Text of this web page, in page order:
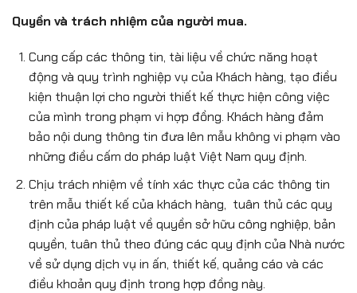
Quyền và trách nhiệm của người mua.
Cung cấp các thông tin, tài liệu về chức năng hoạt
động và quy trình nghiệp vụ của Khách hàng, tạo điều
kiện thuận lợi cho người thiết kế thực hiện công việc
của mình trong phạm vi hợp đồng. Khách hàng đảm
bảo nội dung thông tin đưa lên mẫu không vi phạm vào
những điều cấm do pháp luật Việt Nam quy định.
Chịu trách nhiệm về tính xác thực của các thông tin
trên mẫu thiết kế của khách hàng, tuân thủ các quy
định của pháp luật về quyền sở hữu công nghiệp, bản
quyền, tuân thủ theo đúng các quy định của Nhà nước
về sử dụng dịch vụ in ấn, thiết kế, quảng cáo và các
điều khoản quy định trong hợp đồng này.